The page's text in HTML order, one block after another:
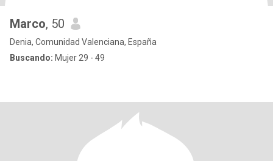
Marco, 50
Denia, Comunidad Valenciana, España
Buscando: Mujer 29 - 49